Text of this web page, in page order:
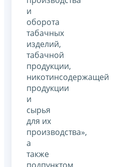
и
оборота
табачных
изделий,
табачной
продукции,
никотинсодержащей
продукции
и
сырья
для их
производства»,
а
также
подпунктом